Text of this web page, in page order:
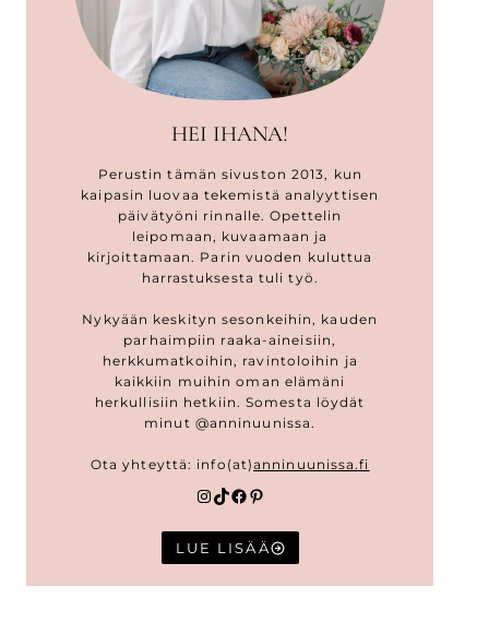
HEI IHANA!
Perustin tämän sivuston 2013, kun
kaipasin luovaa tekemistä analyyttisen
päivätyöni rinnalle. Opettelin
leipomaan, kuvaamaan ja
kirjoittamaan. Parin vuoden kuluttua
harrastuksesta tuli työ.
Nykyään keskityn sesonkeihin, kauden
parhaimpiin raaka-aineisiin,
herkkumatkoihin, ravintoloihin ja
kaikkiin muihin oman elämäni
herkullisiin hetkiin. Somesta löydät
minut @anninuunissa.
Ota yhteyttä: info(at)anninuunissa.fi
Instagram
TikTok
Facebook
Pinterest
LUE LISÄÄ